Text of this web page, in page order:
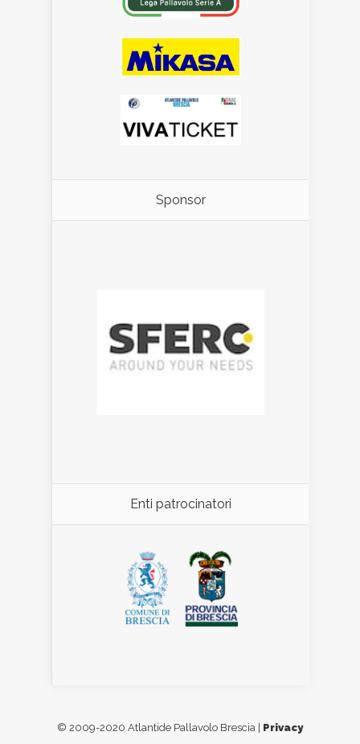
Sponsor
Enti patrocinatori
© 2009-2020 Atlantide Pallavolo Brescia | Privacy